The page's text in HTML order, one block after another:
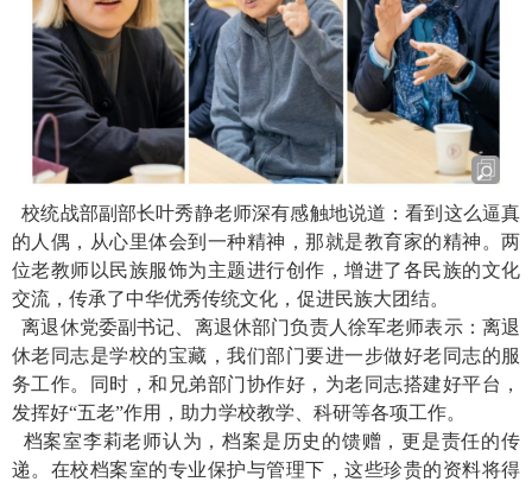
校统战部副部长叶秀静老师深有感触地说道：看到这么逼真
的人偶，从心里体会到一种精神，那就是教育家的精神。两
位老教师以民族服饰为主题进行创作，增进了各民族的文化
交流，传承了中华优秀传统文化，促进民族大团结。
离退休党委副书记、离退休部门负责人徐军老师表示：离退
休老同志是学校的宝藏，我们部门要进一步做好老同志的服
务工作。同时，和兄弟部门协作好，为老同志搭建好平台，
发挥好“五老”作用，助力学校教学、科研等各项工作。
档案室李莉老师认为，档案是历史的馈赠，更是责任的传
递。在校档案室的专业保护与管理下，这些珍贵的资料将得